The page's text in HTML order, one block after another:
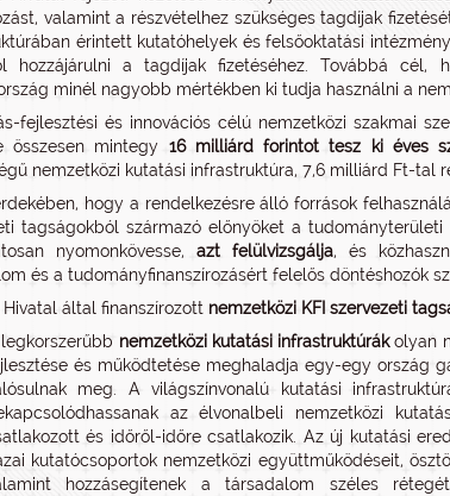
valamint a részvételhez szükséges tagdíjak
érintett kutatóhelyek és felsőoktatási
hozzájárulni a tagdíjak fizetéséhez. Továbbá cél,
minél nagyobb mértékben ki tudja használni a
fejlesztési és innovációs célú nemzetközi szakmai
összesen mintegy 16 milliárd forintot tesz ki éves
nemzetközi kutatási infrastruktúra, 7,6 milliárd Ft-tal
hogy a rendelkezésre álló források
tagságokból származó előnyöket a
nyomonkövesse, azt felülvizsgálja, és
és a tudományfinanszírozásért felelős döntéshozók
Hivatal által finanszírozott nemzetközi KFI szervezeti
nemzetközi kutatási infrastruktúrákolyan
és működtetése meghaladja egy-egy ország
meg. A világszínvonalú kutatási
az élvonalbeli nemzetközi
és időről-időre csatlakozik. Az új kutatási
kutatócsoportok nemzetközi együttműködéseit,
hozzásegítenek a társadalom széles